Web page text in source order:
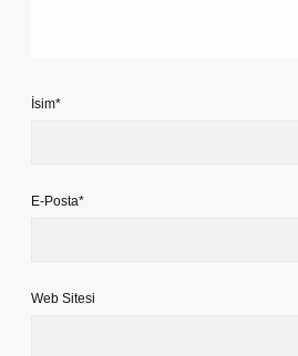
İsim*
E-Posta*
Web Sitesi